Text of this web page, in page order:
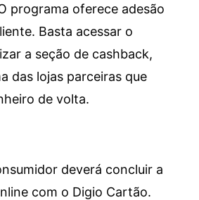
programa oferece adesão
Basta acessar o
a seção de cashback,
das lojas parceiras que
de volta.
deverá concluir a
com o Digio Cartão.